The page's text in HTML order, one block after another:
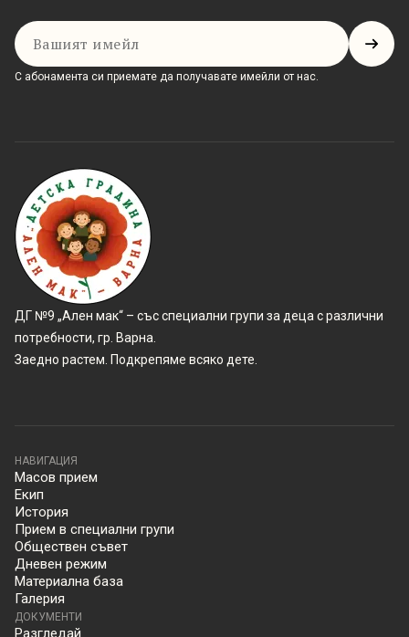
Имейл
С абонамента си приемате да получавате имейли от нас.
ДГ №9 „Ален мак“ – със специални групи за деца с различни
потребности, гр. Варна.
Заедно растем. Подкрепяме всяко дете.
НАВИГАЦИЯ
Масов прием
Екип
История
Прием в специални групи
Обществен съвет
Дневен режим
Материална база
Галерия
ДОКУМЕНТИ
Разгледай